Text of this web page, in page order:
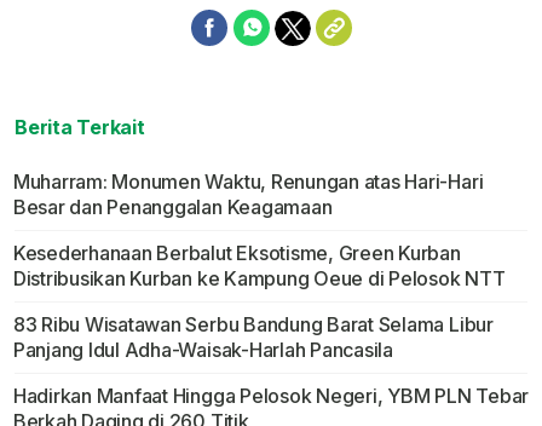
Berita Terkait
Muharram: Monumen Waktu, Renungan atas Hari-Hari
Besar dan Penanggalan Keagamaan
Kesederhanaan Berbalut Eksotisme, Green Kurban
Distribusikan Kurban ke Kampung Oeue di Pelosok NTT
83 Ribu Wisatawan Serbu Bandung Barat Selama Libur
Panjang Idul Adha-Waisak-Harlah Pancasila
Hadirkan Manfaat Hingga Pelosok Negeri, YBM PLN Tebar
Berkah Daging di 260 Titik